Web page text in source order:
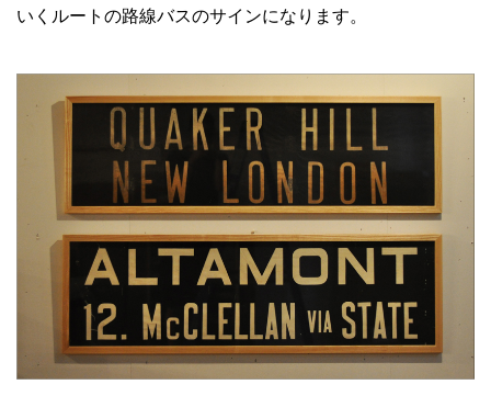
いくルートの路線バスのサインになります。